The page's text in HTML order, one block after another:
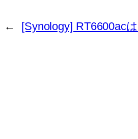
← [Synology] RT6600ac